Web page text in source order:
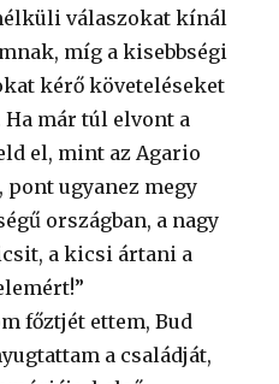
válaszokat kínál
míg a kisebbségi
kérő követeléseket
Ha már túl elvont a
el, mint az Agario
ugyanez megy
országban, a nagy
a kicsi ártani a
főztjét ettem, Bud
a családját,